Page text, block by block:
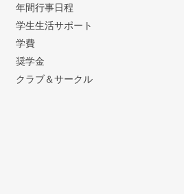
年間行事日程
学生生活サポート
学費
奨学金
クラブ＆サークル